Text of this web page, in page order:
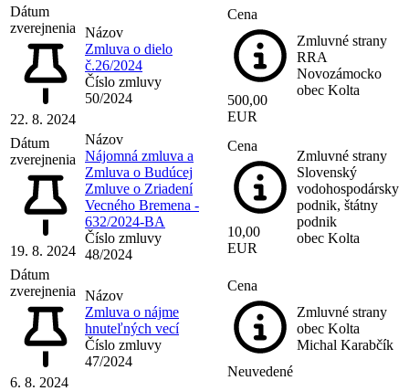
Dátum
zverejnenia
22. 8. 2024
Názov
Zmluva o dielo
č.26/2024
Číslo zmluvy
50/2024
Cena
500,00
EUR
Zmluvné strany
RRA
Novozámocko
obec Kolta
Dátum
zverejnenia
19. 8. 2024
Názov
Nájomná zmluva a
Zmluva o Budúcej
Zmluve o Zriadení
Vecného Bremena -
632/2024-BA
Číslo zmluvy
48/2024
Cena
10,00
EUR
Zmluvné strany
Slovenský
vodohospodársky
podnik, štátny
podnik
obec Kolta
Dátum
zverejnenia
6. 8. 2024
Názov
Zmluva o nájme
hnuteľných vecí
Číslo zmluvy
47/2024
Cena
Neuvedené
Zmluvné strany
obec Kolta
Michal Karabčík